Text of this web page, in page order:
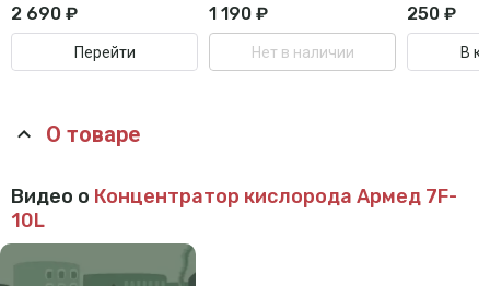
2 690 ₽
Перейти
1 190 ₽
Нет в наличии
250 ₽
В
О товаре
Видео о Концентратор кислорода Армед 7F-
10L